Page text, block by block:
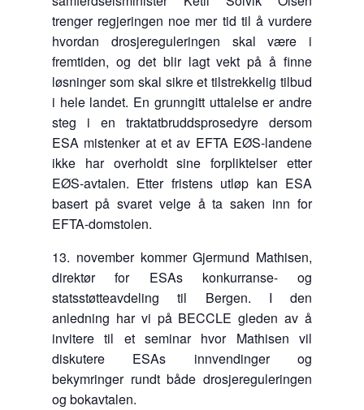
trenger regjeringen noe mer tid til å vurdere
hvordan drosjereguleringen skal være i
fremtiden, og det blir lagt vekt på å finne
løsninger som skal sikre et tilstrekkelig tilbud
i hele landet. En grunngitt uttalelse er andre
steg i en traktatbruddsprosedyre dersom
ESA mistenker at et av EFTA EØS-landene
ikke har overholdt sine forpliktelser etter
EØS-avtalen. Etter fristens utløp kan ESA
basert på svaret velge å ta saken inn for
EFTA-domstolen.
13. november kommer Gjermund Mathisen,
direktør for ESAs konkurranse- og
statsstøtteavdeling til Bergen. I den
anledning har vi på BECCLE gleden av å
invitere til et seminar hvor Mathisen vil
diskutere ESAs innvendinger og
bekymringer rundt både drosjereguleringen
og bokavtalen.